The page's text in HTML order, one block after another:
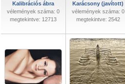
Kalibrációs ábra
vélemények száma: 0
megtekintve: 12713
Karácsony (javított)
vélemények száma: 0
megtekintve: 2542